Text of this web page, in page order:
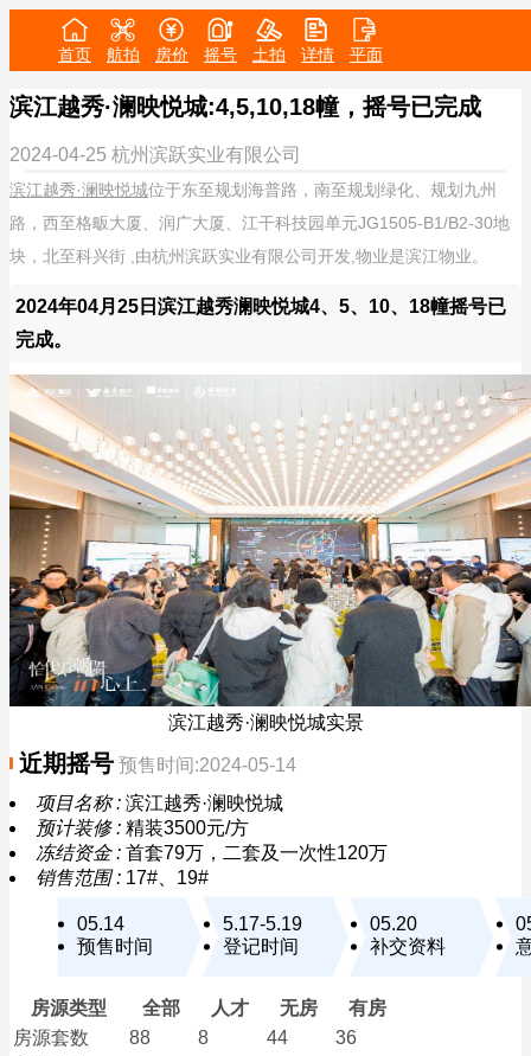
首页 航拍 房价 摇号 土拍 详情 平面
滨江越秀·澜映悦城:4,5,10,18幢，摇号已完成
2024-04-25 杭州滨跃实业有限公司
滨江越秀·澜映悦城位于东至规划海普路，南至规划绿化、规划九州
路，西至格畈大厦、润广大厦、江干科技园单元JG1505-B1/B2-30地
块，北至科兴街 ,由杭州滨跃实业有限公司开发,物业是滨江物业。
2024年04月25日滨江越秀澜映悦城4、5、10、18幢摇号已
完成。
滨江越秀·澜映悦城实景
近期摇号 预售时间:2024-05-14
项目名称 : 滨江越秀·澜映悦城
预计装修 : 精装3500元/方
冻结资金 : 首套79万，二套及一次性120万
销售范围 : 17#、19#
05.14
预售时间
5.17-5.19
登记时间
05.20
补交资料
房源类型 全部 人才 无房
有房
房源套数
88 8 44
36